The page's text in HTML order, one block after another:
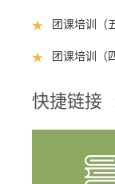
团课培训
团课培训
快捷链接